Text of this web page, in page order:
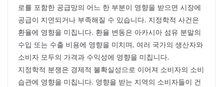
로를 포함한 공급망의 어느 한 부분이 영향을 받으면 시장에
공급이 지연되거나 부족해질 수 있습니다. 지정학적 사건은
환율에 영향을 미칩니다. 환율 변동은 아카시아 섬유 분말의
수입 또는 수출 비용에 영향을 미치며, 여러 국가의 생산자와
소비자 모두의 가격과 수익성에 영향을 미칩니다.
지정학적 분쟁은 경제적 불확실성으로 이어져 소비자의 소비
습관에 영향을 미칩니다. 영향을 받는 지역의 소비자들이 건